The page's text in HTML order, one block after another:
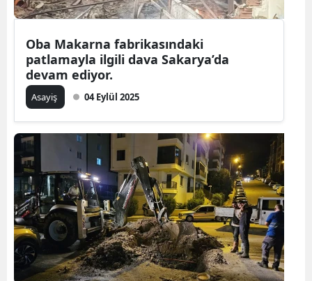
Oba Makarna fabrikasındaki
patlamayla ilgili dava Sakarya’da
devam ediyor.
Asayiş 04 Eylül 2025